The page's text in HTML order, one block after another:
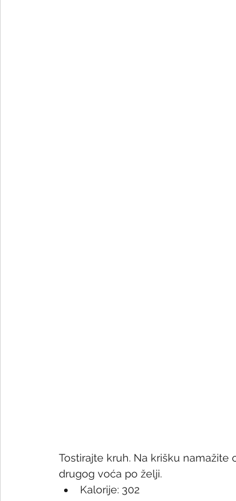
Tostirajte kruh. Na krišku namažite
drugog voća po želji.
Kalorije: 302